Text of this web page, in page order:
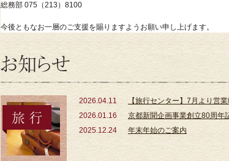
総務部 075（213）8100
今後ともなお一層のご支援を賜りますようお願い申し上げます。
2026.04.11
【旅行センター】7月より営
2026.01.16
京都新聞企画事業創立80周
2025.12.24
年末年始のご案内